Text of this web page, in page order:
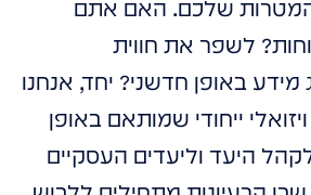
המטרות שלכם. האם אתם
לשפר את חווית
באופן חדשני? יחד, אנחנו
ייחודי שמותאם באופן
היעד וליעדים העסקיים